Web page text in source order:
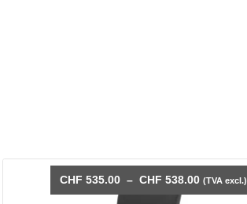
CHF 535.00 – CHF 538.00Plage
de
(TVA excl.)